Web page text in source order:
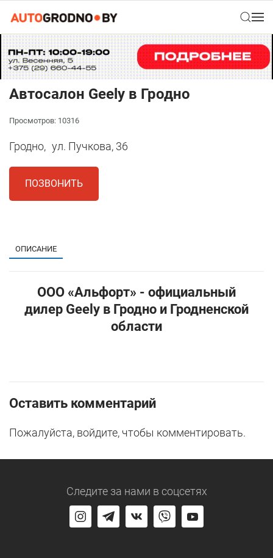
Автосалон Geely в Гродно
Просмотров: 10316
Гродно, ул. Пучкова, 36
ПОЗВОНИТЬ
ОПИСАНИЕ
ООО «Альфорт» - официальный
дилер Geely в Гродно и Гродненской
области
Оставить комментарий
Пожалуйста, войдите, чтобы комментировать.
Следите за нами в соцсетях